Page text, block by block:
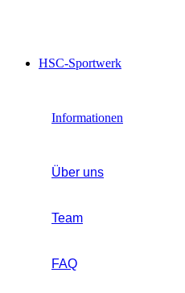
HSC-Sportwerk
Informationen
Über uns
Team
FAQ